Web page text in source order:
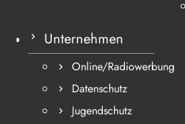
Unternehmen
Online/Radiowerbung
Datenschutz
Jugendschutz